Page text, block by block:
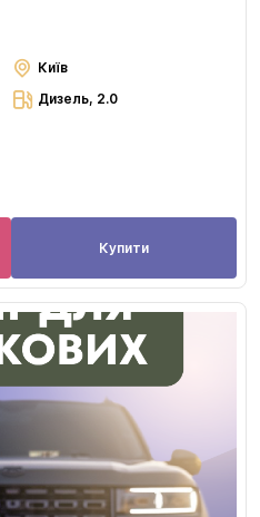
Київ
Дизель, 2.0
Купити